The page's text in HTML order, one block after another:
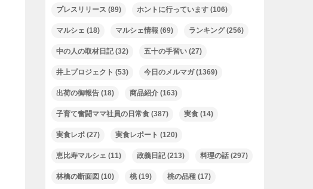
プレスリリース (89) ホントに行っています (106)
マルシェ (18) マルシェ情報 (69) ランキング(256)
中の人の取材日記(32) 五十の手習い (27)
井上プロジェクト (53) 今日のメルマガ(1369)
出荷の御報告 (18) 商品紹介 (163)
子育て奮闘ママ社員の日常食 (387) 実食 (14)
実食レポ (27) 実食レポート (120)
恵比寿マルシェ (11) 政義日記(213) 料理の話 (297)
林檎の断面図 (10) 桃(19) 桃の品種 (17)